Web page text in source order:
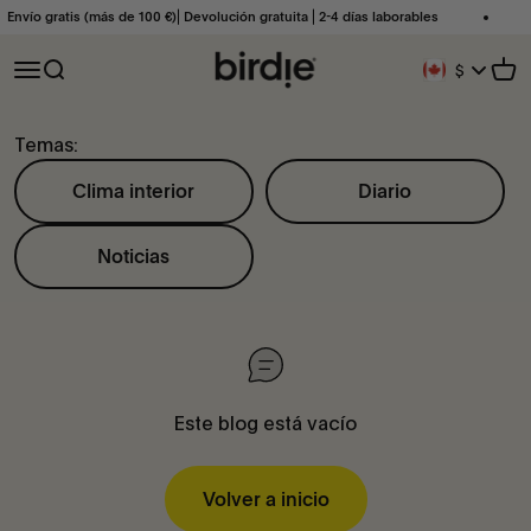
Ir al contenido
Envío gratis (más de 100 €)⎜Devolución gratuita ⎜2-4 días laborables
Abrir menú de navegación
Abrir búsqueda Birdie Scandinavia ApS
Botón De
$
Temas:
Clima interior Diario
Noticias
Este blog está vacío
Volver a inicio